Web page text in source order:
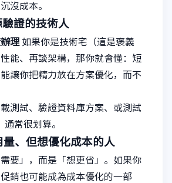
沒成本。
證的技術人
理 如果你是技術宅（這是褒義
能、再談架構，那你就會懂：短
讓你把精力放在方案優化，而不
測試、驗證資料庫方案、或測試
常很划算。
、但想優化成本的人
要」，而是「想更省」。如果你
銷也可能成為成本優化的一部